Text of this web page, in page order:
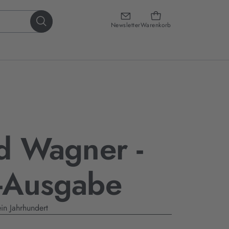
NewsletterWarenkorb
Wagner -
Jahrhundert